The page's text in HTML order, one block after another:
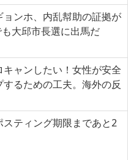
ンホ、内乱幇助の証拠が
大邱市長選に出馬だ
ャンしたい！女性が安全
るための工夫。海外の反
ティング期限まであと2